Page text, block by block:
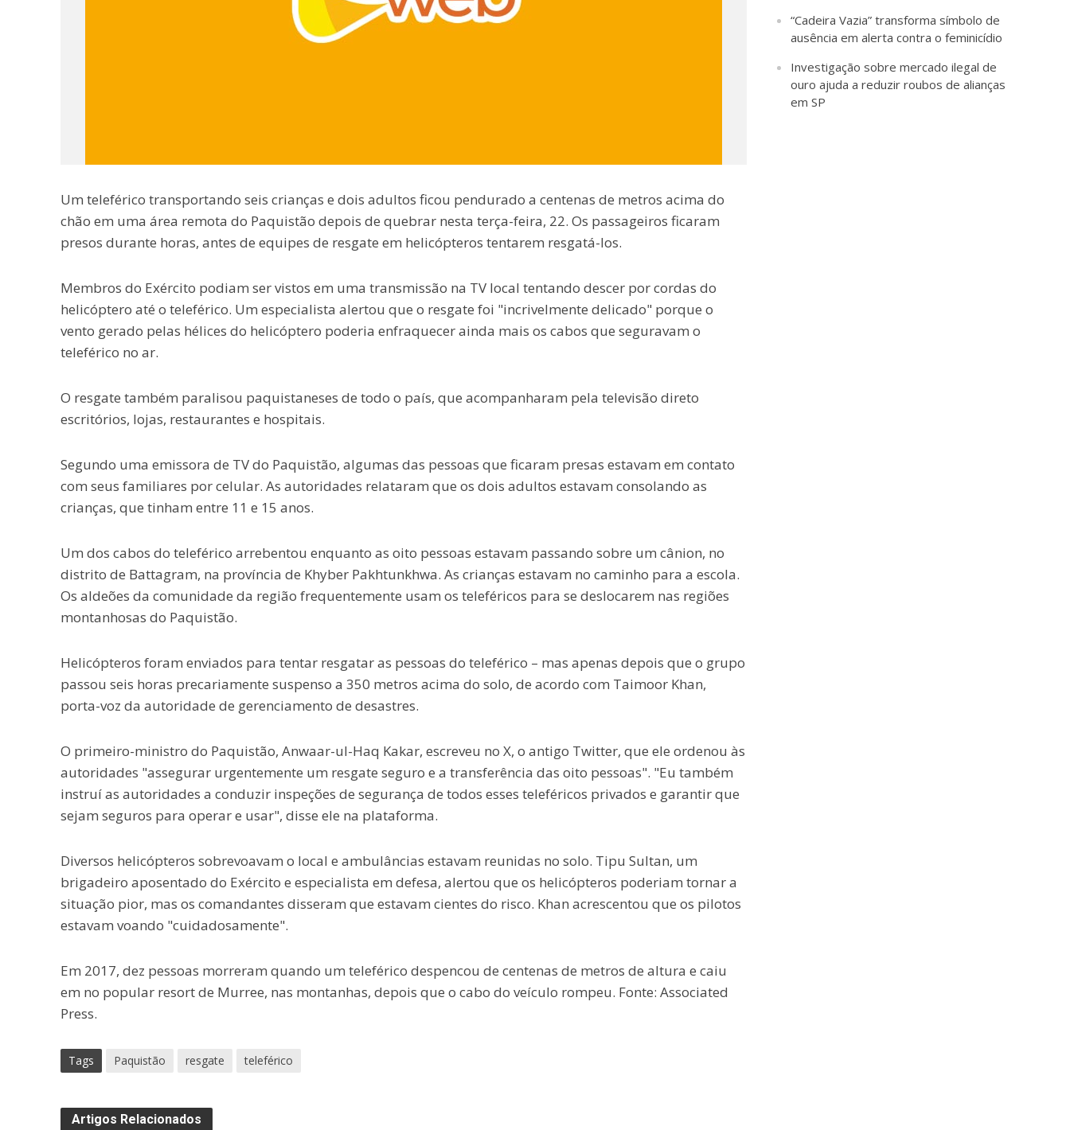
Um teleférico transportando seis crianças e dois adultos ficou pendurado a centenas de metros acima do
chão em uma área remota do Paquistão depois de quebrar nesta terça-feira, 22. Os passageiros ficaram
presos durante horas, antes de equipes de resgate em helicópteros tentarem resgatá-los.
Membros do Exército podiam ser vistos em uma transmissão na TV local tentando descer por cordas do
helicóptero até o teleférico. Um especialista alertou que o resgate foi "incrivelmente delicado" porque o
vento gerado pelas hélices do helicóptero poderia enfraquecer ainda mais os cabos que seguravam o
teleférico no ar.
O resgate também paralisou paquistaneses de todo o país, que acompanharam pela televisão direto
escritórios, lojas, restaurantes e hospitais.
Segundo uma emissora de TV do Paquistão, algumas das pessoas que ficaram presas estavam em contato
com seus familiares por celular. As autoridades relataram que os dois adultos estavam consolando as
crianças, que tinham entre 11 e 15 anos.
Um dos cabos do teleférico arrebentou enquanto as oito pessoas estavam passando sobre um cânion, no
distrito de Battagram, na província de Khyber Pakhtunkhwa. As crianças estavam no caminho para a escola.
Os aldeões da comunidade da região frequentemente usam os teleféricos para se deslocarem nas regiões
montanhosas do Paquistão.
Helicópteros foram enviados para tentar resgatar as pessoas do teleférico – mas apenas depois que o grupo
passou seis horas precariamente suspenso a 350 metros acima do solo, de acordo com Taimoor Khan,
porta-voz da autoridade de gerenciamento de desastres.
O primeiro-ministro do Paquistão, Anwaar-ul-Haq Kakar, escreveu no X, o antigo Twitter, que ele ordenou às
autoridades "assegurar urgentemente um resgate seguro e a transferência das oito pessoas". "Eu também
instruí as autoridades a conduzir inspeções de segurança de todos esses teleféricos privados e garantir que
sejam seguros para operar e usar", disse ele na plataforma.
Diversos helicópteros sobrevoavam o local e ambulâncias estavam reunidas no solo. Tipu Sultan, um
brigadeiro aposentado do Exército e especialista em defesa, alertou que os helicópteros poderiam tornar a
situação pior, mas os comandantes disseram que estavam cientes do risco. Khan acrescentou que os pilotos
estavam voando "cuidadosamente".
Em 2017, dez pessoas morreram quando um teleférico despencou de centenas de metros de altura e caiu
em no popular resort de Murree, nas montanhas, depois que o cabo do veículo rompeu. Fonte: Associated
Press.
Tags Paquistão resgate teleférico
Artigos Relacionados
“Cadeira Vazia” transforma símbolo de
ausência em alerta contra o feminicídio
Investigação sobre mercado ilegal de
ouro ajuda a reduzir roubos de alianças
em SP